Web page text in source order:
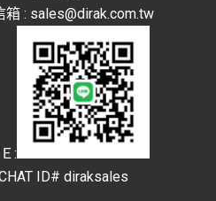
箱 : sales@dirak.com.tw
:
ID# diraksales